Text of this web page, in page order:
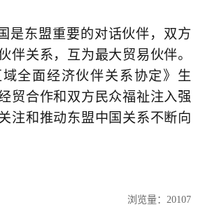
是东盟重要的对话伙伴，双方
伴关系，互为最大贸易伙伴。
全面经济伙伴关系协定》生
贸合作和双方民众福祉注入强
注和推动东盟中国关系不断向
浏览量：20107